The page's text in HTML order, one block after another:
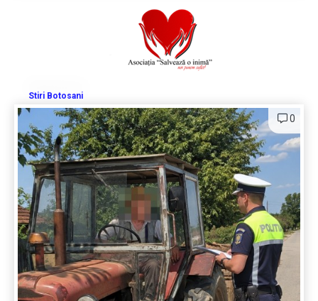
Stiri Botosani
0